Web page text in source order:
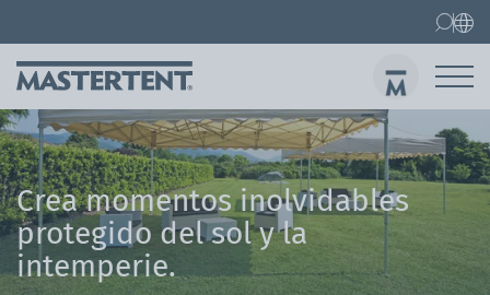
Crea momentos inolvidables
protegido del sol y la
intemperie.
Contacto
Preguntas frecuentes
Carpas plegables
Carpa 3x3 m